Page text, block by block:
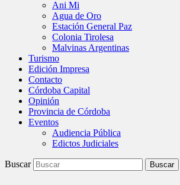
Ani Mi
Agua de Oro
Estación General Paz
Colonia Tirolesa
Malvinas Argentinas
Turismo
Edición Impresa
Contacto
Córdoba Capital
Opinión
Provincia de Córdoba
Eventos
Audiencia Pública
Edictos Judiciales
Buscar